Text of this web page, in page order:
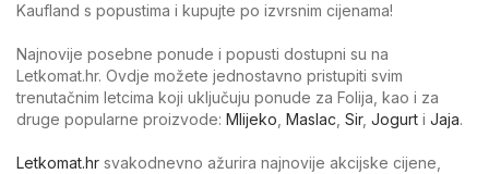
Kaufland s popustima i kupujte po izvrsnim cijenama!
Najnovije posebne ponude i popusti dostupni su na
Letkomat.hr. Ovdje možete jednostavno pristupiti svim
trenutačnim letcima koji uključuju ponude za Folija, kao i za
druge popularne proizvode: Mlijeko, Maslac, Sir, Jogurt i Jaja.
Letkomat.hr svakodnevno ažurira najnovije akcijske cijene,